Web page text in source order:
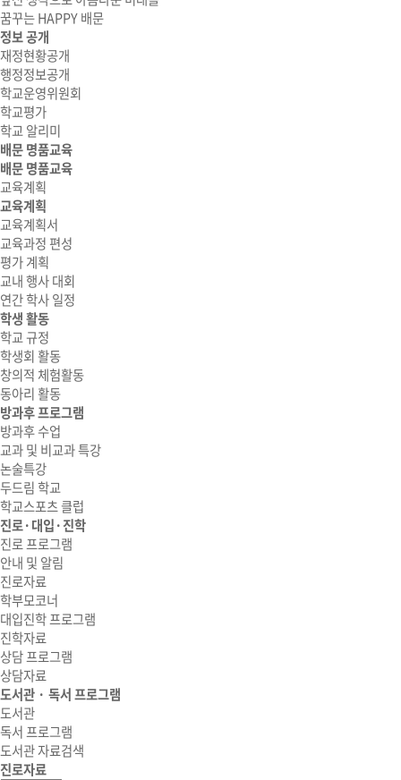
꿈꾸는 HAPPY 배문
정보 공개
재정현황공개
행정정보공개
학교운영위원회
학교평가
학교 알리미
배문 명품교육
배문 명품교육
교육계획
교육계획
교육계획서
교육과정 편성
평가 계획
교내 행사 대회
연간 학사 일정
학생 활동
학교 규정
학생회 활동
창의적 체험활동
동아리 활동
방과후 프로그램
방과후 수업
교과 및 비교과 특강
논술특강
두드림 학교
학교스포츠 클럽
진로·대입·진학
진로 프로그램
안내 및 알림
진로자료
학부모코너
대입진학 프로그램
진학자료
상담 프로그램
상담자료
도서관 · 독서 프로그램
도서관
독서 프로그램
도서관 자료검색
진로자료